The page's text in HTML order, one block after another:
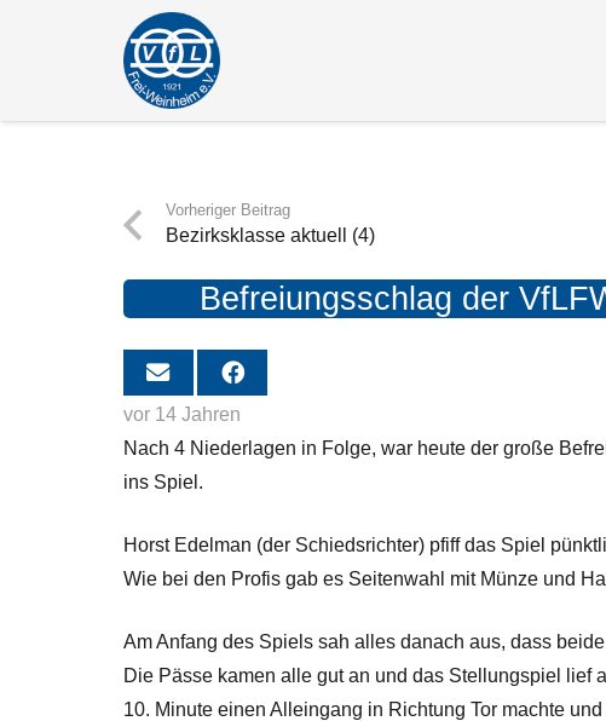
Vorheriger Beitrag
Bezirksklasse aktuell (4)
Befreiungsschlag der
vor 14 Jahren
Nach 4 Niederlagen in Folge, war heute der große
ins Spiel.
Horst Edelman (der Schiedsrichter) pfiff das Spiel
Wie bei den Profis gab es Seitenwahl mit Münze und
Am Anfang des Spiels sah alles danach aus, dass
Die Pässe kamen alle gut an und das Stellungspiel
10. Minute einen Alleingang in Richtung Tor machte